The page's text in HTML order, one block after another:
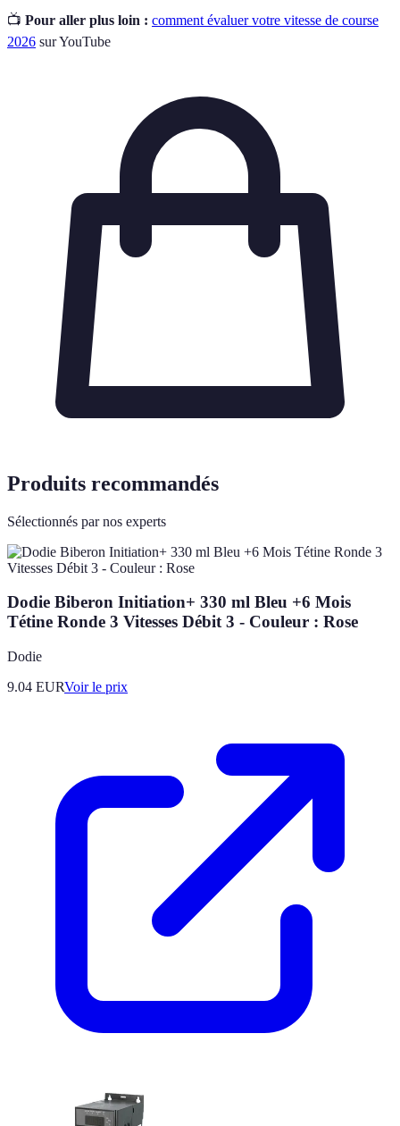
📺 Pour aller plus loin : comment évaluer votre vitesse de course
2026 sur YouTube
Produits recommandés
Sélectionnés par nos experts
Dodie Biberon Initiation+ 330 ml Bleu +6 Mois
Tétine Ronde 3 Vitesses Débit 3 - Couleur : Rose
Dodie
9.04 EURVoir le prix